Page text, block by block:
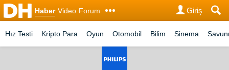
Haber Video Forum Giriş
Hız Testi Kripto Para Oyun Otomobil Bilim Sinema